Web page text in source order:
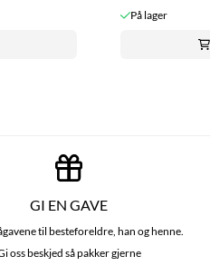
På lager
GI EN GAVE
til besteforeldre, han og henne.
oss beskjed så pakker gjerne